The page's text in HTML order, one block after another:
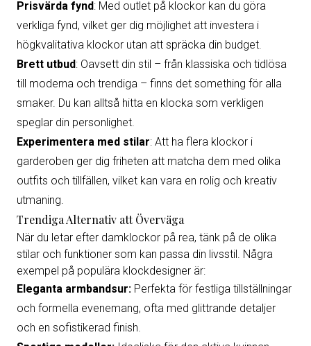
Prisvärda fynd: Med outlet på klockor kan du göra
verkliga fynd, vilket ger dig möjlighet att investera i
högkvalitativa klockor utan att spräcka din budget.
Brett utbud: Oavsett din stil – från klassiska och tidlösa
till moderna och trendiga – finns det something för alla
smaker. Du kan alltså hitta en klocka som verkligen
speglar din personlighet.
Experimentera med stilar: Att ha flera klockor i
garderoben ger dig friheten att matcha dem med olika
outfits och tillfällen, vilket kan vara en rolig och kreativ
utmaning.
Trendiga Alternativ att Överväga
När du letar efter damklockor på rea, tänk på de olika
stilar och funktioner som kan passa din livsstil. Några
exempel på populära klockdesigner är:
Eleganta armbandsur: Perfekta för festliga tillställningar
och formella evenemang, ofta med glittrande detaljer
och en sofistikerad finish.